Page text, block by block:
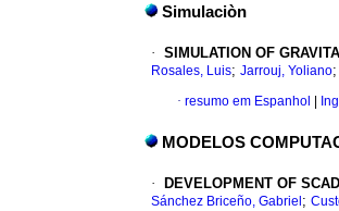
Simulaciòn
· SIMULATION OF
Rosales, Luis; Jarrouj, Yoliano;
· resumo em Espanhol
MODELOS
· DEVELOPMENT OF
Sánchez Briceño, Gabriel ;